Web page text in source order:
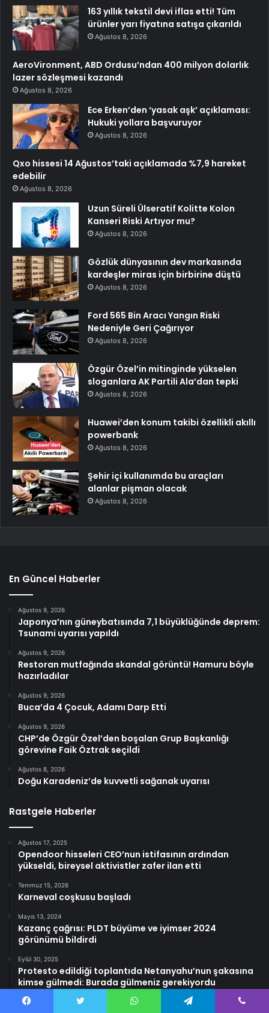
163 yıllık tekstil devi iflas etti! Tüm
ürünler yarı fiyatına satışa çıkarıldı
Ağustos 8, 2026
AeroVironment, ABD Ordusu’ndan 400 milyon dolarlık
lazer sözleşmesi kazandı
Ağustos 8, 2026
Ece Erken’den ‘yasak aşk’ açıklaması:
Hukuki yollara başvuruyor
Ağustos 8, 2026
Qxo hissesi 14 Ağustos’taki açıklamada %7,9 hareket
edebilir
Ağustos 8, 2026
Uzun Süreli Ülseratif Kolitte Kolon
Kanseri Riski Artıyor mu?
Ağustos 8, 2026
Gözlük dünyasının dev markasında
kardeşler miras için birbirine düştü
Ağustos 8, 2026
Ford 565 Bin Aracı Yangın Riski
Nedeniyle Geri Çağırıyor
Ağustos 8, 2026
Özgür Özel’in mitinginde yükselen
sloganlara AK Partili Ala’dan tepki
Ağustos 8, 2026
Huawei’den konum takibi özellikli akıllı
powerbank
Ağustos 8, 2026
Şehir içi kullanımda bu araçları
alanlar pişman olacak
Ağustos 8, 2026
En Güncel Haberler
Ağustos 9, 2026
Japonya’nın güneybatısında 7,1 büyüklüğünde deprem:
Tsunami uyarısı yapıldı
Ağustos 9, 2026
Restoran mutfağında skandal görüntü! Hamuru böyle
hazırladılar
Ağustos 9, 2026
Buca’da 4 Çocuk, Adamı Darp Etti
Ağustos 9, 2026
CHP’de Özgür Özel’den boşalan Grup Başkanlığı
görevine Faik Öztrak seçildi
Ağustos 8, 2026
Doğu Karadeniz’de kuvvetli sağanak uyarısı
Rastgele Haberler
Ağustos 17, 2025
Opendoor hisseleri CEO’nun istifasının ardından
yükseldi, bireysel aktivistler zafer ilan etti
Temmuz 15, 2026
Karneval coşkusu başladı
Mayıs 13, 2024
Kazanç çağrısı: PLDT büyüme ve iyimser 2024
görünümü bildirdi
Eylül 30, 2025
Protesto edildiği toplantıda Netanyahu’nun şakasına
kimse gülmedi: Burada gülmeniz gerekiyordu
Haziran 12, 2025